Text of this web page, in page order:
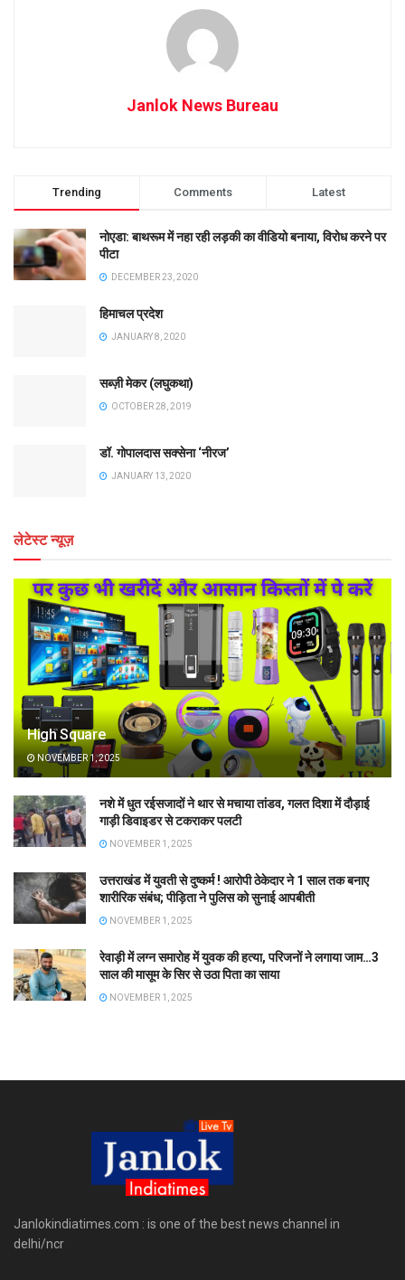
Janlok News Bureau
Trending Comments Latest
नोएडा: बाथरूम में नहा रही लड़की का वीडियो बनाया, विरोध करने पर
पीटा
DECEMBER 23, 2020
हिमाचल प्रदेश
JANUARY 8, 2020
सब्ज़ी मेकर (लघुकथा)
OCTOBER 28, 2019
डॉ. गोपालदास सक्सेना ‘नीरज’
JANUARY 13, 2020
लेटेस्ट न्यूज़
High Square
NOVEMBER 1, 2025
नशे में धुत रईसजादों ने थार से मचाया तांडव, गलत दिशा में दौड़ाई
गाड़ी डिवाइडर से टकराकर पलटी
NOVEMBER 1, 2025
उत्तराखंड में युवती से दुष्कर्म ! आरोपी ठेकेदार ने 1 साल तक बनाए
शारीरिक संबंध; पीड़िता ने पुलिस को सुनाई आपबीती
NOVEMBER 1, 2025
रेवाड़ी में लग्न समारोह में युवक की हत्या, परिजनों ने लगाया जाम…3
साल की मासूम के सिर से उठा पिता का साया
NOVEMBER 1, 2025
Janlokindiatimes.com : is one of the best news channel in
delhi/ncr